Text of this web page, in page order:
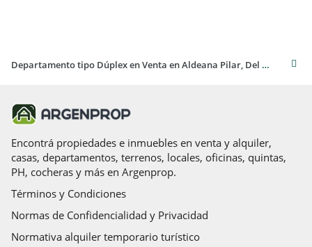
Departamento tipo Dúplex en Venta en Aldeana Pilar, Del Viso, Pilar
Encontrá propiedades e inmuebles en venta y alquiler,
casas, departamentos, terrenos, locales, oficinas, quintas,
PH, cocheras y más en Argenprop.
Términos y Condiciones
Normas de Confidencialidad y Privacidad
Normativa alquiler temporario turístico